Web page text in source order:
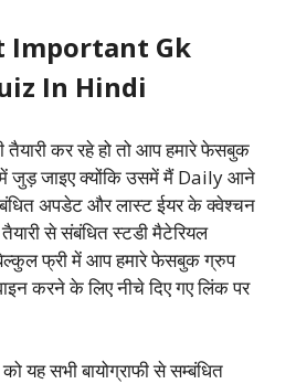
Important Gk
In Hindi
कर रहे हो तो आप हमारे फेसबुक
जुड़ जाइए क्योंकि उसमें मैं Daily आने
अपडेट और लास्ट ईयर के क्वेश्चन
से संबंधित स्टडी मैटेरियल
फ्री में आप हमारे फेसबुक ग्रुप
करने के लिए नीचे दिए गए लिंक पर
यह सभी बायोग्राफी से सम्बंधित